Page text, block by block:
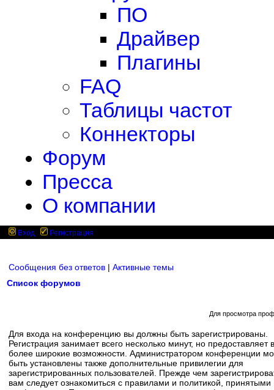
ПО
Драйвер
Плагины
FAQ
Таблицы частот
Коннекторы
Форум
Пресса
О компании
Вход Регистрация
Сообщения без ответов | Активные темы
Список форумов
Для просмотра
Для входа на конференцию вы должны быть зарегистрированы.
Регистрация занимает всего несколько минут, но предоставляет
более широкие возможности. Администратором конференции
быть установлены также дополнительные привилегии для
зарегистрированных пользователей. Прежде чем
вам следует ознакомиться с правилами и политикой, принятыми